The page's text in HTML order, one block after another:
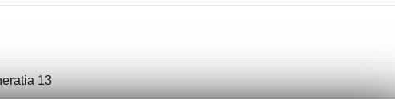
13